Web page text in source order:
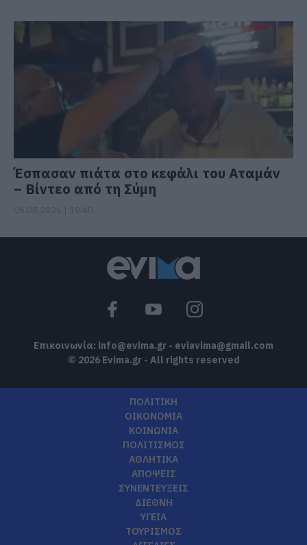
Έσπασαν πιάτα στο κεφάλι του Αταμάν
– Βίντεο από τη Σύμη
Επικοινωνία: info@evima.gr - eviavima@gmail.com
© 2026 Evima.gr - All rights reserved
ΠΟΛΙΤΙΚΗ
ΟΙΚΟΝΟΜΙΑ
ΚΟΙΝΩΝΙΑ
ΠΟΛΙΤΙΣΜΟΣ
ΑΘΛΗΤΙΚΑ
ΑΠΟΨΕΙΣ
ΣΥΝΕΝΤΕΥΞΕΙΣ
ΔΙΕΘΝΗ
ΥΓΕΙΑ
ΤΟΥΡΙΣΜΟΣ